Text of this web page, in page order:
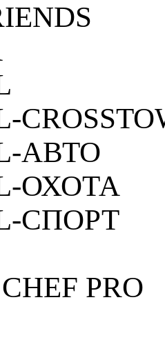
АВТО
ОХОТА
СПОРТ
PRO